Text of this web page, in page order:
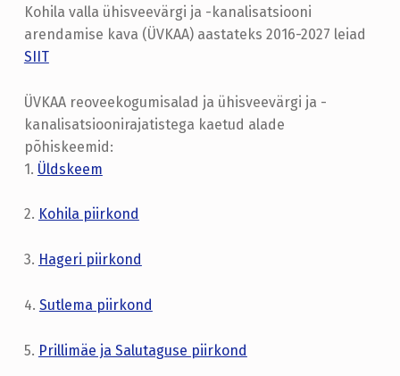
Kohila valla ühisveevärgi ja -kanalisatsiooni
arendamise kava (ÜVKAA) aastateks 2016-2027 leiad
SIIT
ÜVKAA reoveekogumisalad ja ühisveevärgi ja -
kanalisatsioonirajatistega kaetud alade
põhiskeemid:
1. Üldskeem
2. Kohila piirkond
3. Hageri piirkond
4. Sutlema piirkond
5. Prillimäe ja Salutaguse piirkond